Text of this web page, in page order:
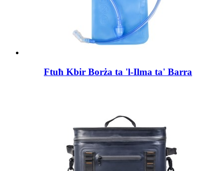
Ftuħ Kbir Borża ta 'l-Ilma ta' Barra